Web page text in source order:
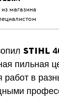
магазина
STIHL
пильная
работ в